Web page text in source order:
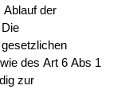
Ablauf der
des Art 6 Abs 1
zur